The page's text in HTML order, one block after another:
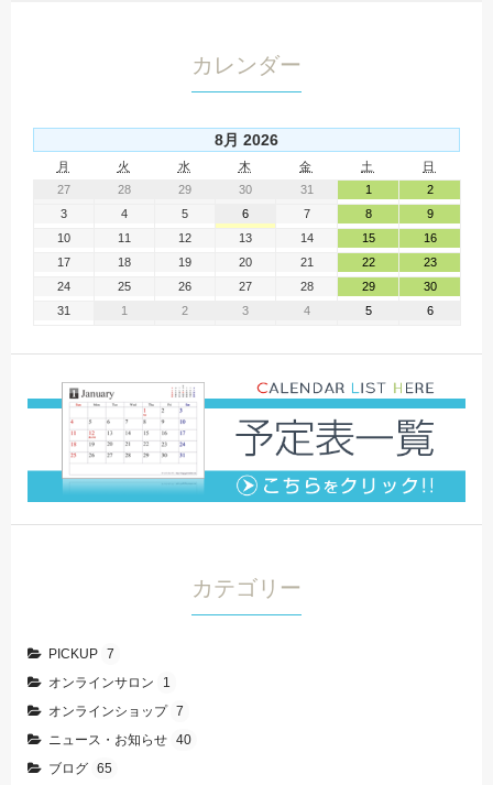
カレンダー
8月 2026
月 火 水 木 金 土
日
27
28 29 30 31 1
2
3
4 5 6 7 8
9
10
11 12 13 14 15
16
17
18 19 20 21 22
23
24
25 26 27 28 29
30
31
1 2 3 4 5 6
カテゴリー
PICKUP 7
オンラインサロン
1
オンラインショップ 7
ニュース・お知らせ 40
ブログ 65